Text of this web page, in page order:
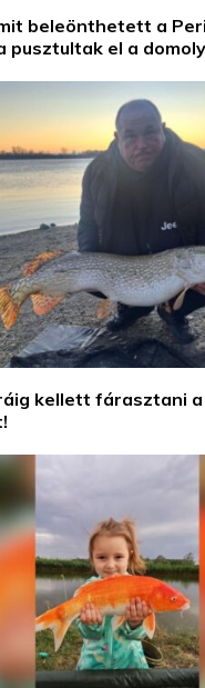
beleönthetett a
pusztultak el a
kellett fárasztani